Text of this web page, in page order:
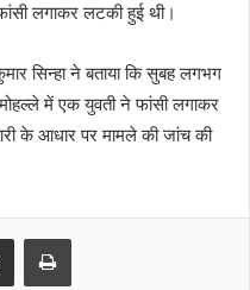
लगाकर लटकी हुई थी।
सिन्हा ने बताया कि सुबह लगभग
में एक युवती ने फांसी लगाकर
के आधार पर मामले की जांच की